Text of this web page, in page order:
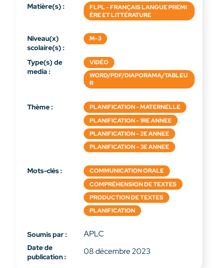
Matière(s) :
FLPL - FRANÇAIS LANGUE PREMI
ÈRE ET LITTÉRATURE
Niveau(x)
scolaire(s) :
M-3
Type(s) de
media :
VIDÉO
WORD/PDF/DIAPORAMA/TABLEU
R
Thème :
PLANIFICATION - MATERNELLE
PLANIFICATION - 1RE ANNEE
PLANIFICATION - 2E ANNEE
PLANIFICATION - 3E ANNEE
Mots-clés :
COMMUNICATION ORALE
COMPRÉHENSION DE TEXTES
PRODUCTION DE TEXTES
PLANIFICATION
Soumis par : APLC
Date de
publication :
08 décembre 2023